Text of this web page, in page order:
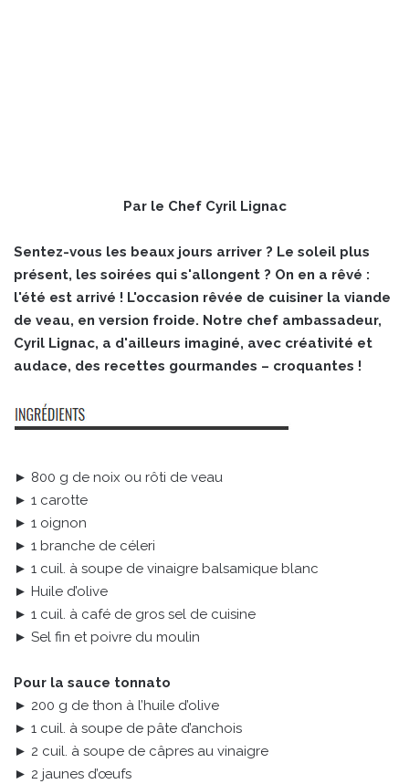
Par le Chef Cyril Lignac
Sentez-vous les beaux jours arriver ? Le soleil plus
présent, les soirées qui s'allongent ? On en a rêvé :
l'été est arrivé ! L'occasion rêvée de cuisiner la viande
de veau, en version froide. Notre chef ambassadeur,
Cyril Lignac, a d'ailleurs imaginé, avec créativité et
audace, des recettes gourmandes – croquantes !
► 800 g de noix ou rôti de veau
► 1 carotte
► 1 oignon
► 1 branche de céleri
► 1 cuil. à soupe de vinaigre balsamique blanc
► Huile d’olive
► 1 cuil. à café de gros sel de cuisine
► Sel fin et poivre du moulin
Pour la sauce tonnato
► 200 g de thon à l’huile d’olive
► 1 cuil. à soupe de pâte d’anchois
► 2 cuil. à soupe de câpres au vinaigre
► 2 jaunes d’œufs